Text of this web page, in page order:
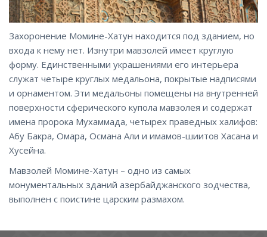
Захоронение Момине-Хатун находится под зданием, но
входа к нему нет. Изнутри мавзолей имеет круглую
форму. Единственными украшениями его интерьера
служат четыре круглых медальона, покрытые надписями
и орнаментом. Эти медальоны помещены на внутренней
поверхности сферического купола мавзолея и содержат
имена пророка Мухаммада, четырех праведных халифов:
Абу Бакра, Омара, Османа Али и имамов-шиитов Хасана и
Хусейна.
Мавзолей Момине-Хатун – одно из самых
монументальных зданий азербайджанского зодчества,
выполнен с поистине царским размахом.